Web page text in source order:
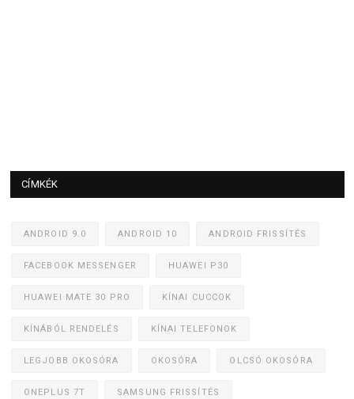
CÍMKÉK
ANDROID 9.0 ANDROID 10 ANDROID FRISSÍTÉS
FACEBOOK MESSENGER HUAWEI P30
HUAWEI MATE 30 PRO KÍNAI CUCCOK
KÍNÁBÓL RENDELÉS KÍNAI TELEFONOK
LEGJOBB OKOSÓRA OKOSÓRA OLCSÓ OKOSÓRA
ONEPLUS 7T SAMSUNG FRISSÍTÉS